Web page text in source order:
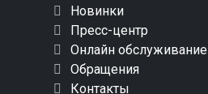
Новинки
Пресс-центр
Онлайн обслуживание
Обращения
Контакты